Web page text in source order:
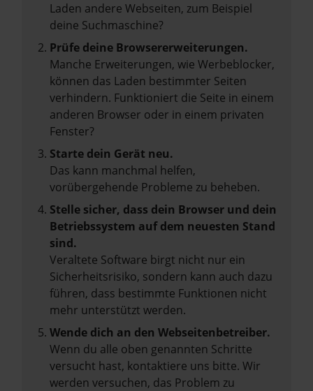
Laden andere Webseiten, zum Beispiel
deine Suchmaschine?
Prüfe deine Browsererweiterungen.
Manche Erweiterungen, wie Werbeblocker,
können das Laden bestimmter Seiten
verhindern. Funktioniert die Seite in einem
anderen Browser oder in einem privaten
Fenster?
Starte dein Gerät neu.
Das kann manchmal helfen,
vorübergehende Probleme zu beheben.
Stelle sicher, dass dein Browser und dein
Betriebssystem auf dem neuesten Stand
sind.
Veraltete Software birgt nicht nur ein
Sicherheitsrisiko, sondern kann auch dazu
führen, dass bestimmte Funktionen nicht
mehr unterstützt werden.
Wende dich an den Webseitenbetreiber.
Wenn du alle oben genannten Schritte
versucht hast, kontaktiere uns bitte. Wir
werden versuchen, das Problem zu